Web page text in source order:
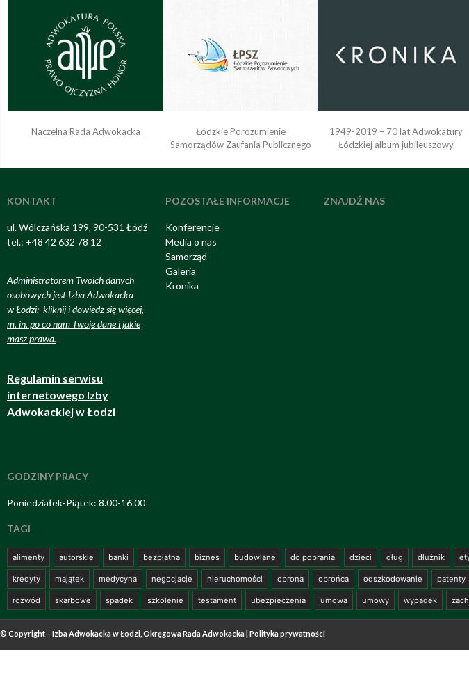
Naczelna Rada Adwokacka
Łódzkie Porozumienie
Samorządów Zaufania Publicznego
1949-2019 – 70 lat Adwokatury
Łódzkiej album jubileuszowy
KONTAKT
ul. Wólczańska 199, 90-531 Łódź
tel.: +48 42 632 78 12
Administratorem Twoich danych
osobowych jest Izba Adwokacka
w Łodzi; kliknij i dowiedz się więcej,
m. in. po co nam Twoje dane i jakie
masz prawa.
Regulamin serwisu
internetowego Izby
Adwokackiej w Łodzi
GODZINY PRACY
Poniedziałek-Piątek: 8.00-16.00
POZOSTAŁE INFORMACJE
Konferencje
Media o nas
Samorząd
Galeria
Kronika
ZNAJDŹ NAS
TAGI
alimenty autorskie banki bezpłatna biznes budowlane do pobrania dzieci dług dłużnik
kredyty majątek medycyna negocjacje nieruchomości obrona obrońca odszkodowanie patenty
rozwód skarbowe spadek szkolenie testament ubezpieczenia umowa umowy wypadek
© Copyright – Izba Adwokacka w Łodzi, Okręgowa Rada Adwokacka | Polityka prywatności